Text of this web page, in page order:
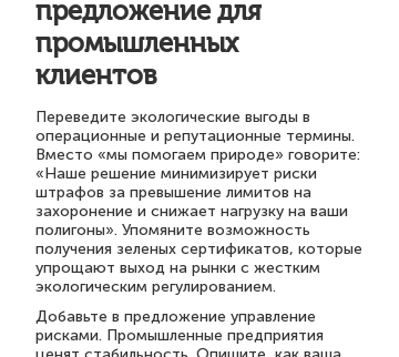
предложение для
промышленных
клиентов
Переведите экологические выгоды в
операционные и репутационные термины.
Вместо «мы помогаем природе» говорите:
«Наше решение минимизирует риски
штрафов за превышение лимитов на
захоронение и снижает нагрузку на ваши
полигоны». Упомяните возможность
получения зеленых сертификатов, которые
упрощают выход на рынки с жестким
экологическим регулированием.
Добавьте в предложение управление
рисками. Промышленные предприятия